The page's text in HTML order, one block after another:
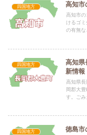
四国地方 高知市
高知市
けるゴ
の有無
四国地方
高知県
新情報
高知県
岡郡大
す。ごみ
四国地方 徳島市